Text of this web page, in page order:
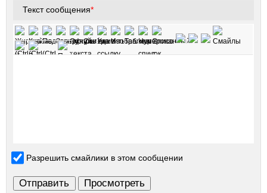
Текст сообщения*
Разрешить смайлики в этом сообщении